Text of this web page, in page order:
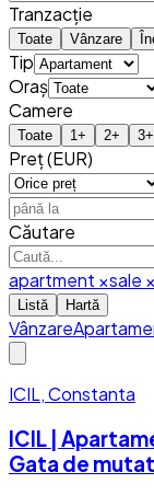
Tranzacție
Toate Vânzare
Tip
Oraș
Camere
Toate 1 + 2+ 3+
Preț (EUR)
Căutare
apartment ×sale ×
Listă Hartă
Vânzare
ICIL, Constanta
ICIL |
Gata de mutat